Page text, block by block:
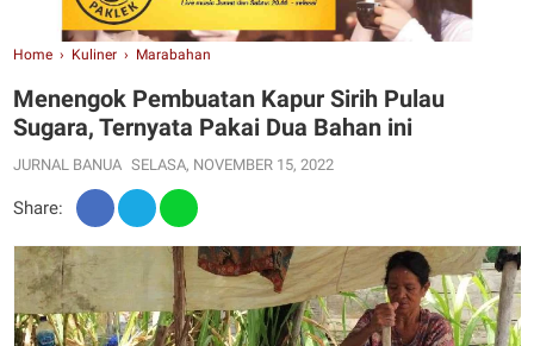
Home › Kuliner › Marabahan
Menengok Pembuatan Kapur Sirih Pulau
Sugara, Ternyata Pakai Dua Bahan ini
JURNAL BANUA SELASA, NOVEMBER 15, 2022
Share: